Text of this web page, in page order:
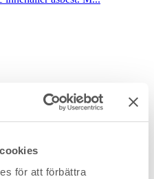
för att förbättra
funkar det?